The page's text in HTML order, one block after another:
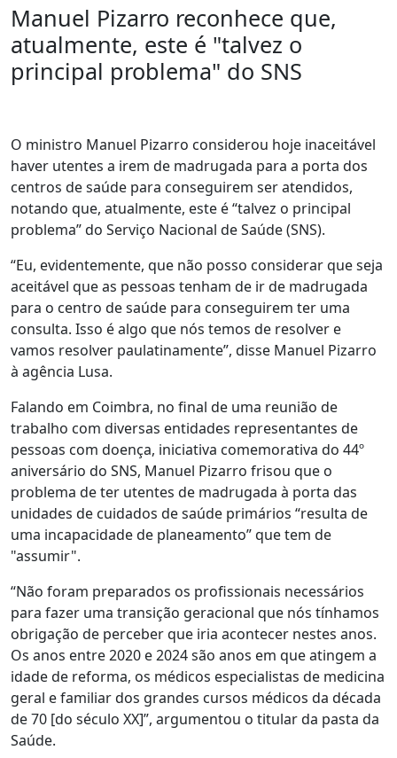
Manuel Pizarro reconhece que,
atualmente, este é "talvez o
principal problema" do SNS
O ministro Manuel Pizarro considerou hoje inaceitável
haver utentes a irem de madrugada para a porta dos
centros de saúde para conseguirem ser atendidos,
notando que, atualmente, este é “talvez o principal
problema” do Serviço Nacional de Saúde (SNS).
“Eu, evidentemente, que não posso considerar que seja
aceitável que as pessoas tenham de ir de madrugada
para o centro de saúde para conseguirem ter uma
consulta. Isso é algo que nós temos de resolver e
vamos resolver paulatinamente”, disse Manuel Pizarro
à agência Lusa.
Falando em Coimbra, no final de uma reunião de
trabalho com diversas entidades representantes de
pessoas com doença, iniciativa comemorativa do 44º
aniversário do SNS, Manuel Pizarro frisou que o
problema de ter utentes de madrugada à porta das
unidades de cuidados de saúde primários “resulta de
uma incapacidade de planeamento” que tem de
"assumir".
“Não foram preparados os profissionais necessários
para fazer uma transição geracional que nós tínhamos
obrigação de perceber que iria acontecer nestes anos.
Os anos entre 2020 e 2024 são anos em que atingem a
idade de reforma, os médicos especialistas de medicina
geral e familiar dos grandes cursos médicos da década
de 70 [do século XX]”, argumentou o titular da pasta da
Saúde.